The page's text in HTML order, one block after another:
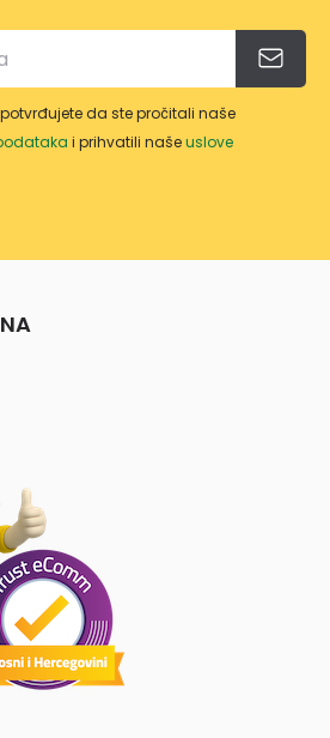
da ste pročitali naše
i prihvatili našeuslove